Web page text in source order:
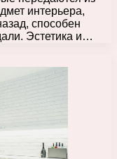
интерьера,
способен
Эстетика и…